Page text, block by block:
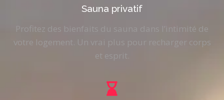
Sauna privatif
Profitez des bienfaits du sauna dans l’intimité de
votre logement. Un vrai plus pour recharger corps
et esprit.